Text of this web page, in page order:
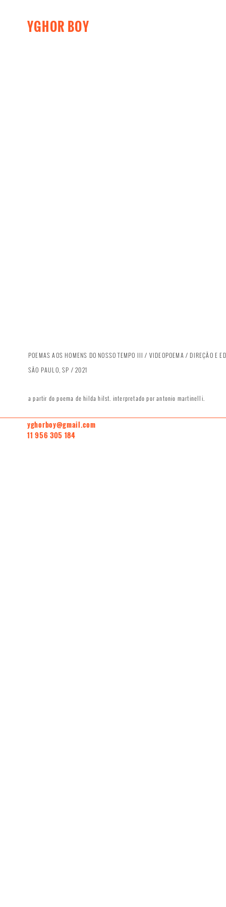
YGHOR BOY
POEMAS AOS HOMENS DO NOSSO TEMPO III / VIDEOPOEMA / DIREÇÃO E
SÃO PAULO, SP / 2021
a partir do poema de hilda hilst. interpretado por antonio martinelli.
yghorboy@gmail.com
11 956 305 184